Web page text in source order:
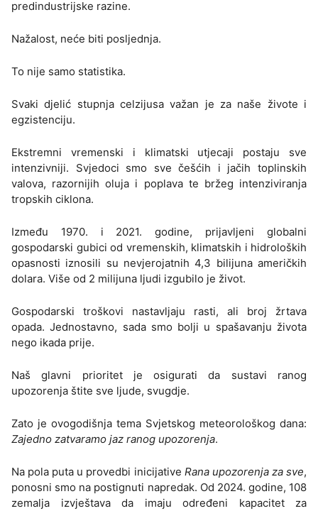
predindustrijske razine.
Nažalost, neće biti posljednja.
To nije samo statistika.
Svaki djelić stupnja celzijusa važan je za naše živote i
egzistenciju.
Ekstremni vremenski i klimatski utjecaji postaju sve
intenzivniji. Svjedoci smo sve češćih i jačih toplinskih
valova, razornijih oluja i poplava te bržeg intenziviranja
tropskih ciklona.
Između 1970. i 2021. godine, prijavljeni globalni
gospodarski gubici od vremenskih, klimatskih i hidroloških
opasnosti iznosili su nevjerojatnih 4,3 bilijuna američkih
dolara. Više od 2 milijuna ljudi izgubilo je život.
Gospodarski troškovi nastavljaju rasti, ali broj žrtava
opada. Jednostavno, sada smo bolji u spašavanju života
nego ikada prije.
Naš glavni prioritet je osigurati da sustavi ranog
upozorenja štite sve ljude, svugdje.
Zato je ovogodišnja tema Svjetskog meteorološkog dana:
Zajedno zatvaramo jaz ranog upozorenja.
Na pola puta u provedbi inicijative Rana upozorenja za sve,
ponosni smo na postignuti napredak. Od 2024. godine, 108
zemalja izvještava da imaju određeni kapacitet za